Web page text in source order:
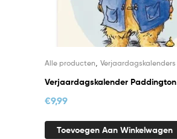
Alle producten, Verjaardagskalenders
Verjaardagskalender Paddington
€9,99
Toevoegen Aan Winkelwagen